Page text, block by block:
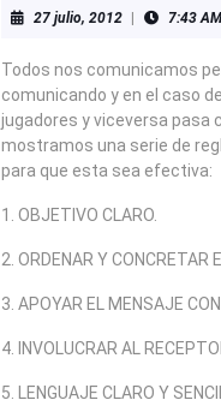
27 julio, 201227
2012
7:43 AM
Todos nos comunicamos
comunicando y en el caso
jugadores y viceversa pasa
mostramos una serie de
para que esta sea efectiva:
1. OBJETIVO CLARO.
2. ORDENAR Y CONCRETAR
3. APOYAR EL MENSAJE
4. INVOLUCRAR AL
5. LENGUAJE CLARO Y